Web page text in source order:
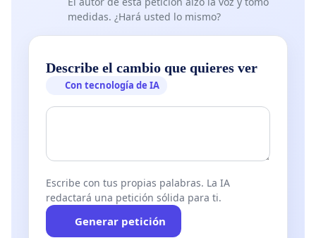
medidas. ¿Hará usted lo mismo?
Describe el cambio que quieres ver
Con tecnología de IA
Escribe con tus propias palabras. La IA
redactará una petición sólida para ti.
Generar petición